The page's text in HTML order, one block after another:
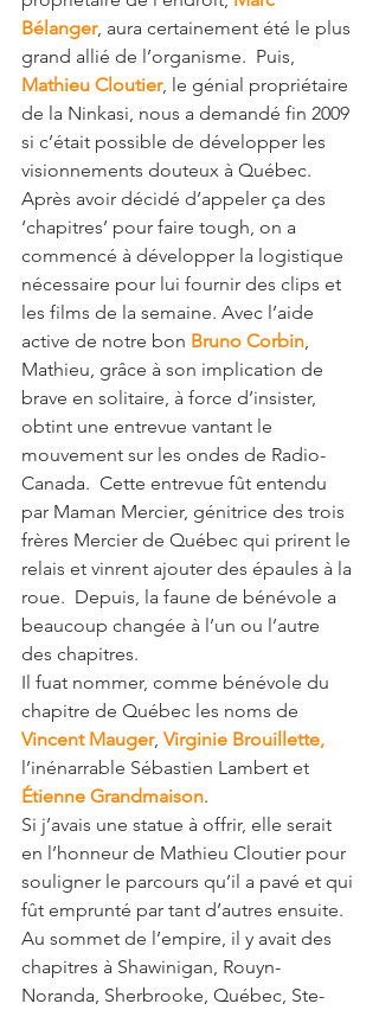
Bélanger, aura certainement été le plus
grand allié de l’organisme.  Puis,
Mathieu Cloutier, le génial propriétaire
de la Ninkasi, nous a demandé fin 2009
si c’était possible de développer les
visionnements douteux à Québec.
Après avoir décidé d’appeler ça des
‘chapitres’ pour faire tough, on a
commencé à développer la logistique
nécessaire pour lui fournir des clips et
les films de la semaine. Avec l’aide
active de notre bon Bruno Corbin,
Mathieu, grâce à son implication de
brave en solitaire, à force d’insister,
obtint une entrevue vantant le
mouvement sur les ondes de Radio-
Canada.  Cette entrevue fût entendu
par Maman Mercier, génitrice des trois
frères Mercier de Québec qui prirent le
relais et vinrent ajouter des épaules à la
roue.  Depuis, la faune de bénévole a
beaucoup changée à l’un ou l’autre
des chapitres.
Il fuat nommer, comme bénévole du
chapitre de Québec les noms de
Vincent Mauger, Virginie Brouillette,
l’inénarrable Sébastien Lambert et
Étienne Grandmaison.
Si j’avais une statue à offrir, elle serait
en l’honneur de Mathieu Cloutier pour
souligner le parcours qu’il a pavé et qui
fût emprunté par tant d’autres ensuite.
Au sommet de l’empire, il y avait des
chapitres à Shawinigan, Rouyn-
Noranda, Sherbrooke, Québec, Ste-